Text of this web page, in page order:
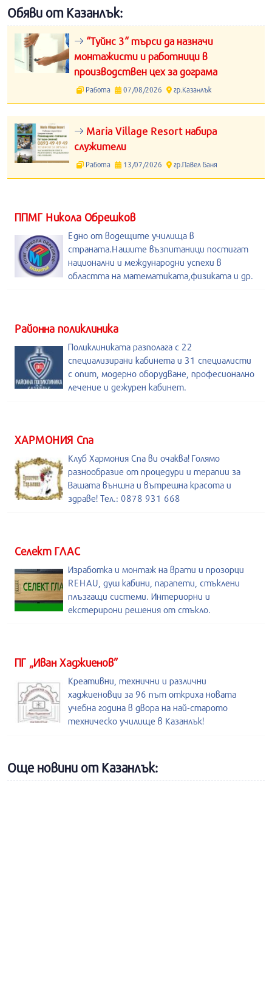
Обяви от Казанлък:
“Туйнс 3“ търси да назначи
монтажисти и работници в
производствен цех за дограма
Работа 07/08/2026 гр.Казанлък
Maria Village Resort набира
служители
Работа 13/07/2026 гр.Павел Баня
ППМГ Никола Обрешков
Едно от водещите училища в
страната.Нашите възпитаници постигат
национални и международни успехи в
областта на математиката,физиката и др.
Районна поликлиника
Поликлиниката разполага с 22
специализирани кабинета и 31 специалисти
с опит, модерно оборудване, професионално
лечение и дежурен кабинет.
ХАРМОНИЯ Спа
Клуб Хармония Спа ви очаква! Голямо
разнообразие от процедури и терапии за
Вашата външна и вътрешна красота и
здраве! Тел.: 0878 931 668
Селект ГЛАС
Изработка и монтаж на врати и прозорци
REHAU, душ кабини, парапети, стъклени
плъзгащи системи. Интериорни и
екстерирони решения от стъкло.
ПГ „Иван Хаджиенов”
Креативни, технични и различни
хаджиеновци за 96 път откриха новата
учебна година в двора на най-старото
техническо училище в Казанлък!
Още новини от Казанлък: